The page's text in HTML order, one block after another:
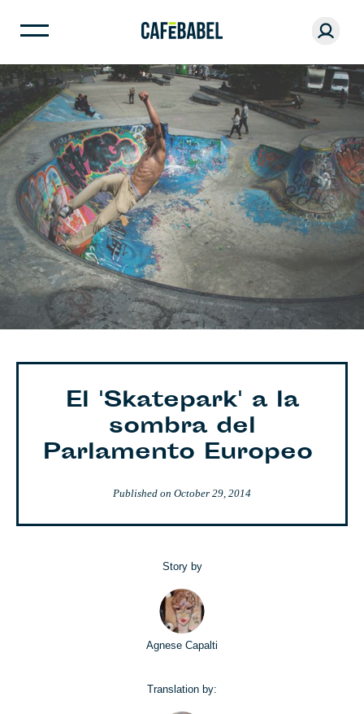
El 'Skatepark' a la
sombra del
Parlamento Europeo
Published on October 29, 2014
Story by
Agnese Capalti
Translation by: